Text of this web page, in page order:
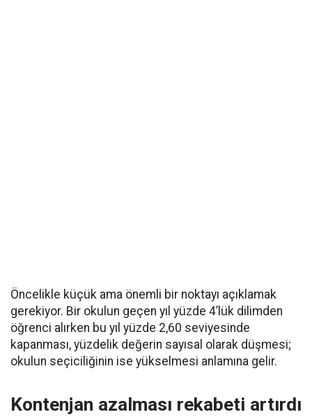
Öncelikle küçük ama önemli bir noktayı açıklamak
gerekiyor. Bir okulun geçen yıl yüzde 4’lük dilimden
öğrenci alırken bu yıl yüzde 2,60 seviyesinde
kapanması, yüzdelik değerin sayısal olarak düşmesi;
okulun seçiciliğinin ise yükselmesi anlamına gelir.
Kontenjan azalması rekabeti artırdı